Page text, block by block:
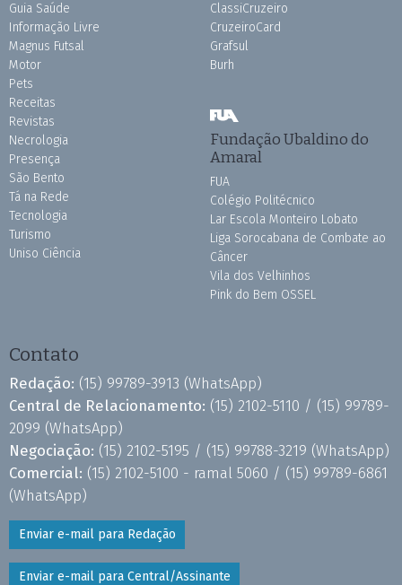
Guia Saúde
Informação Livre
Magnus Futsal
Motor
Pets
Receitas
Revistas
Necrologia
Presença
São Bento
Tá na Rede
Tecnologia
Turismo
Uniso Ciência
ClassiCruzeiro
CruzeiroCard
Grafsul
Burh
Fundação Ubaldino do
Amaral
FUA
Colégio Politécnico
Lar Escola Monteiro Lobato
Liga Sorocabana de Combate ao
Câncer
Vila dos Velhinhos
Pink do Bem OSSEL
Contato
Redação: (15) 99789-3913 (WhatsApp)
Central de Relacionamento: (15) 2102-5110 / (15) 99789-
2099 (WhatsApp)
Negociação: (15) 2102-5195 / (15) 99788-3219 (WhatsApp)
Comercial: (15) 2102-5100 - ramal 5060 / (15) 99789-6861
(WhatsApp)
Enviar e-mail para Redação
Enviar e-mail para Central/Assinante